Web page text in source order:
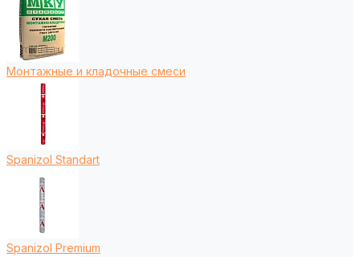
Монтажные и кладочные смеси
Spanizol Standart
Spanizol Premium